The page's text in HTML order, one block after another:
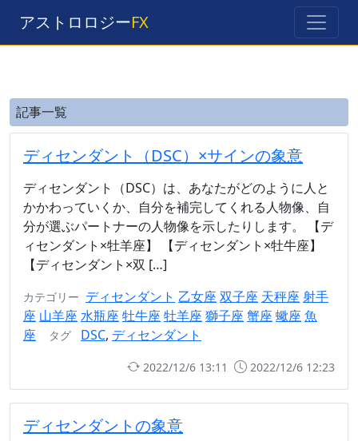
アストロロジーFX
記事一覧
ディセンダント（DSC）×サインの象意
ディセンダント（DSC）は、あなたがどのように人と
かかわっていくか、自分を補完してくれる人物像、自
分が選ぶパートナーの人物像を示したりします。 【デ
ィセンダント×牡羊座】 【ディセンダント×牡牛座】
【ディセンダント×双 […]
カテゴリー ディセンダント 乙女座 双子座 天秤座 射手
座 山羊座 水瓶座 牡牛座 牡羊座 獅子座 蟹座 蠍座 魚
座
タグ DSC, ディセンダント
2022/12/6 13:11 2022/12/6 12:23
ディセンダントの象意